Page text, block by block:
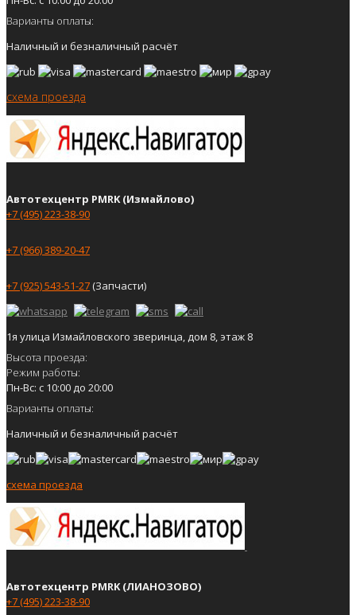
Варианты оплаты:
Наличный и безналичный расчёт
схема проезда
Автотехцентр PMRK (Измайлово)
+7 (495) 223-38-90
+7 (966) 389-20-47
+7 (925) 543-51-27(Запчасти)
1я улица Измайловского зверинца, дом 8, этаж 8
Высота проезда:
Режим работы:
Пн-Вс: с 10:00 до 20:00
Варианты оплаты:
Наличный и безналичный расчёт
схема проезда
Автотехцентр PMRK (ЛИАНОЗОВО)
+7 (495) 223-38-90